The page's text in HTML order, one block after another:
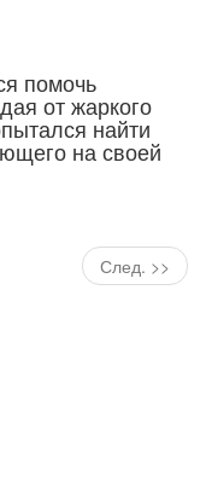
помочь
от жаркого
найти
на своей
След. >>